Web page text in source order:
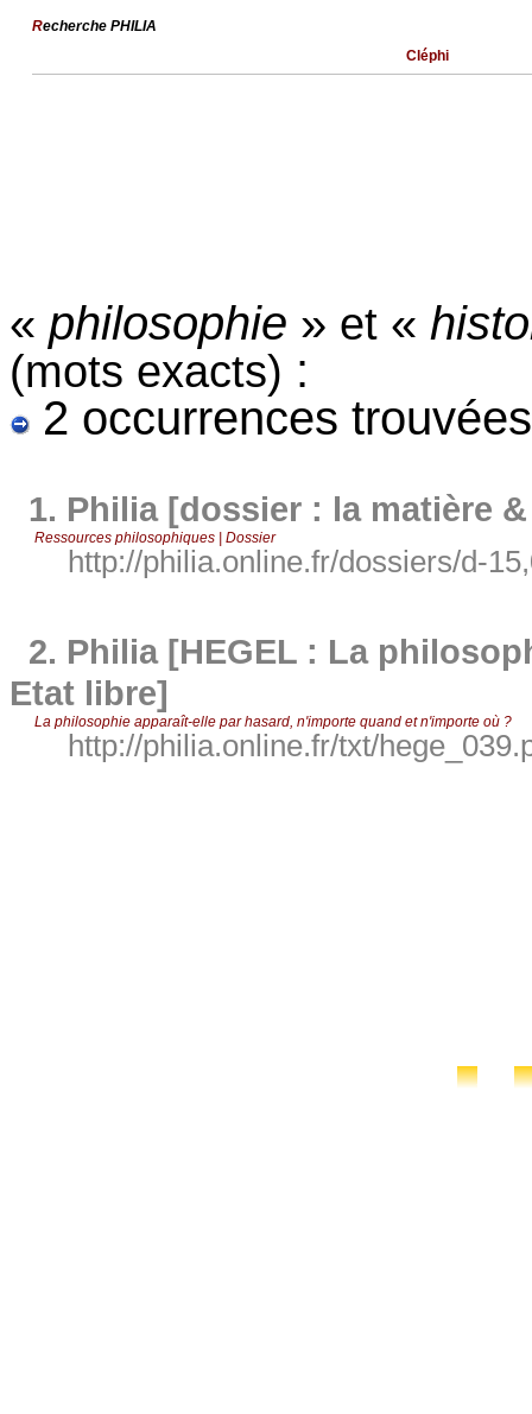
Recherche PHILIA
Cléphi
« philosophie » et «
(mots exacts) :
2 occurrences
1. Philia [dossier : la matière
Ressources philosophiques | Dossier
http://philia.online.fr/dossiers/d-
2. Philia [HEGEL : La
Etat libre]
La philosophie apparaît-elle par hasard, n'importe quand et n'importe où ?
http://philia.online.fr/txt/